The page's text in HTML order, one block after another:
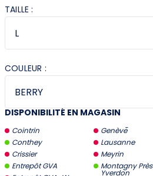
TAILLE :
COULEUR :
DISPONIBILITÉ EN MAGASIN
Cointrin
Conthey
Crissier
Entrepôt GVA
Genève
Lausanne
Meyrin
Montagny Près
Yverdon